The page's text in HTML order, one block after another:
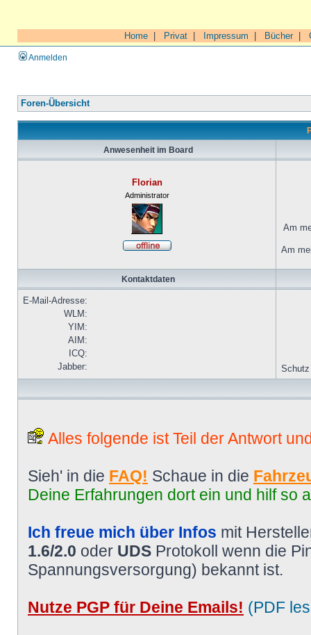
Home Privat Impressum Bücher|
Anmelden
Foren-Übersicht
Anwesenheit im Board
Florian
Administrator
Am
Am
Kontaktdaten
E-Mail-Adresse:
WLM:
YIM:
AIM:
ICQ:
Jabber:
Schutz
Alles folgende ist Teil der Antwort
Sieh' in die FAQ! Schaue in die
Deine Erfahrungen dort ein und hilf so
Ich freue mich über Infos mit
1.6/2.0 oder UDS Protokoll wenn die
Spannungsversorgung) bekannt ist.
Nutze PGP für Deine Emails! (PDF